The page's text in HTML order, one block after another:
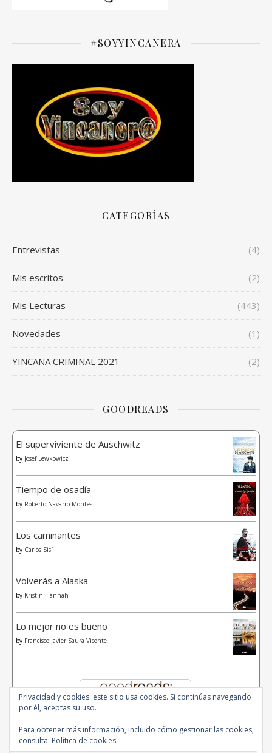
#SOYYINCANERA
CATEGORÍAS
Entrevistas (4)
Mis escritos (2)
Mis Lecturas (443)
Novedades (1)
YINCANA CRIMINAL 2021 (2)
GOODREADS
El superviviente de Auschwitz
by Josef Lewkowicz
Tiempo de osadía
by Roberto Navarro Montes
Los caminantes
by Carlos Sisí
Volverás a Alaska
by Kristin Hannah
Lo mejor no es bueno
by Francisco Javier Saura Vicente
Privacidad y cookies: este sitio usa cookies. Si continúas navegando
por él, aceptas su uso.
Para obtener más información, incluido cómo gestionar las cookies,
consulta: Política de cookies